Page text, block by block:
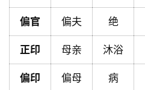
首
页
黄
偏官 偏夫 绝
正印 母亲 沐浴
偏印 偏母 病